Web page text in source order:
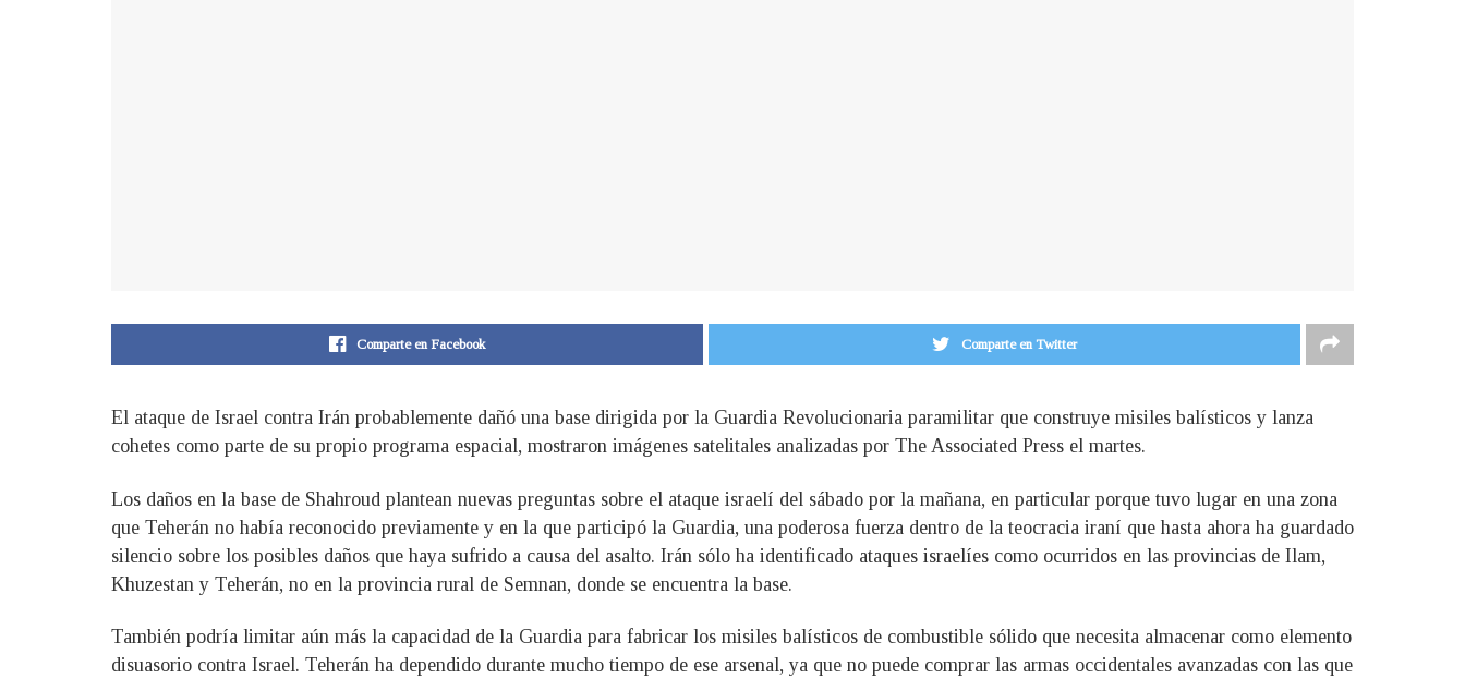
Comparte en Facebook Comparte en Twitter
El ataque de Israel contra Irán probablemente dañó una base dirigida por la Guardia Revolucionaria paramilitar que construye misiles balísticos y lanza
cohetes como parte de su propio programa espacial, mostraron imágenes satelitales analizadas por The Associated Press el martes.
Los daños en la base de Shahroud plantean nuevas preguntas sobre el ataque israelí del sábado por la mañana, en particular porque tuvo lugar en una zona
que Teherán no había reconocido previamente y en la que participó la Guardia, una poderosa fuerza dentro de la teocracia iraní que hasta ahora ha guardado
silencio sobre los posibles daños que haya sufrido a causa del asalto. Irán sólo ha identificado ataques israelíes como ocurridos en las provincias de Ilam,
Khuzestan y Teherán, no en la provincia rural de Semnan, donde se encuentra la base.
También podría limitar aún más la capacidad de la Guardia para fabricar los misiles balísticos de combustible sólido que necesita almacenar como elemento
disuasorio contra Israel. Teherán ha dependido durante mucho tiempo de ese arsenal, ya que no puede comprar las armas occidentales avanzadas con las que